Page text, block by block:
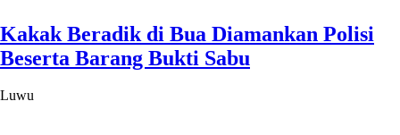
Kakak Beradik di Bua Diamankan Polisi
Beserta Barang Bukti Sabu
Luwu